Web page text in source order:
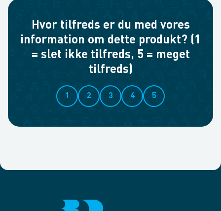
Hvor tilfreds er du med vores
information om dette produkt? (1
= slet ikke tilfreds, 5 = meget
tilfreds)
1 2 3 4 5